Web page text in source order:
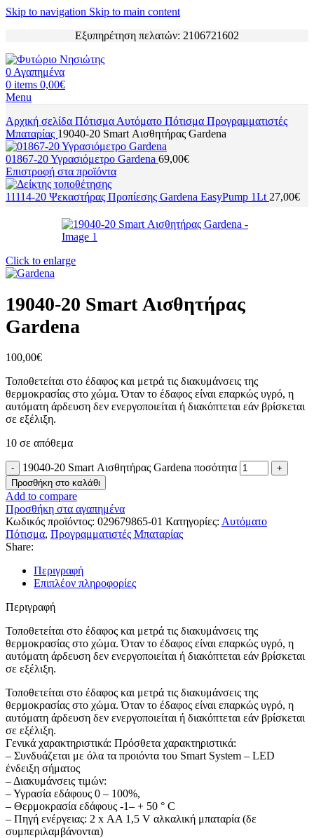
Skip to navigation Skip to main content
Εξυπηρέτηση πελατών: 2106721602
0 Αγαπημένα
0 items 0,00€
Menu
Αρχική σελίδα Πότισμα Αυτόματο Πότισμα Προγραμματιστές
Μπαταρίας 19040-20 Smart Αισθητήρας Gardena
01867-20 Υγρασιόμετρο Gardena 69,00€
Επιστροφή στα προϊόντα
11114-20 Ψεκαστήρας Προπίεσης Gardena EasyPump 1Lt 27,00€
Click to enlarge
19040-20 Smart Αισθητήρας
Gardena
100,00€
Τοποθετείται στο έδαφος και μετρά τις διακυμάνσεις της
θερμοκρασίας στο χώμα. Όταν το έδαφος είναι επαρκώς υγρό, η
αυτόματη άρδευση δεν ενεργοποιείται ή διακόπτεται εάν βρίσκεται
σε εξέλιξη.
10 σε απόθεμα
19040-20 Smart Αισθητήρας Gardena ποσότητα
Προσθήκη στο καλάθι
Add to compare
Προσθήκη στα αγαπημένα
Κωδικός προϊόντος: 029679865-01 Κατηγορίες: Αυτόματο
Πότισμα, Προγραμματιστές Μπαταρίας
Share:
Περιγραφή
Επιπλέον πληροφορίες
Περιγραφή
Τοποθετείται στο έδαφος και μετρά τις διακυμάνσεις της
θερμοκρασίας στο χώμα. Όταν το έδαφος είναι επαρκώς υγρό, η
αυτόματη άρδευση δεν ενεργοποιείται ή διακόπτεται εάν βρίσκεται
σε εξέλιξη.
Τοποθετείται στο έδαφος και μετρά τις διακυμάνσεις της
θερμοκρασίας στο χώμα. Όταν το έδαφος είναι επαρκώς υγρό, η
αυτόματη άρδευση δεν ενεργοποιείται ή διακόπτεται εάν βρίσκεται
σε εξέλιξη.
Γενικά χαρακτηριστικά: Πρόσθετα χαρακτηριστικά:
– Συνδυάζεται με όλα τα προιόντα του Smart System – LED
ένδειξη σήματος
– Διακυμάνσεις τιμών:
– Υγρασία εδάφους 0 – 100%,
– Θερμοκρασία εδάφους -1– + 50 ° C
– Πηγή ενέργειας: 2 x ΑΑ 1,5 V αλκαλική μπαταρία (δε
συμπεριλαμβάνονται)